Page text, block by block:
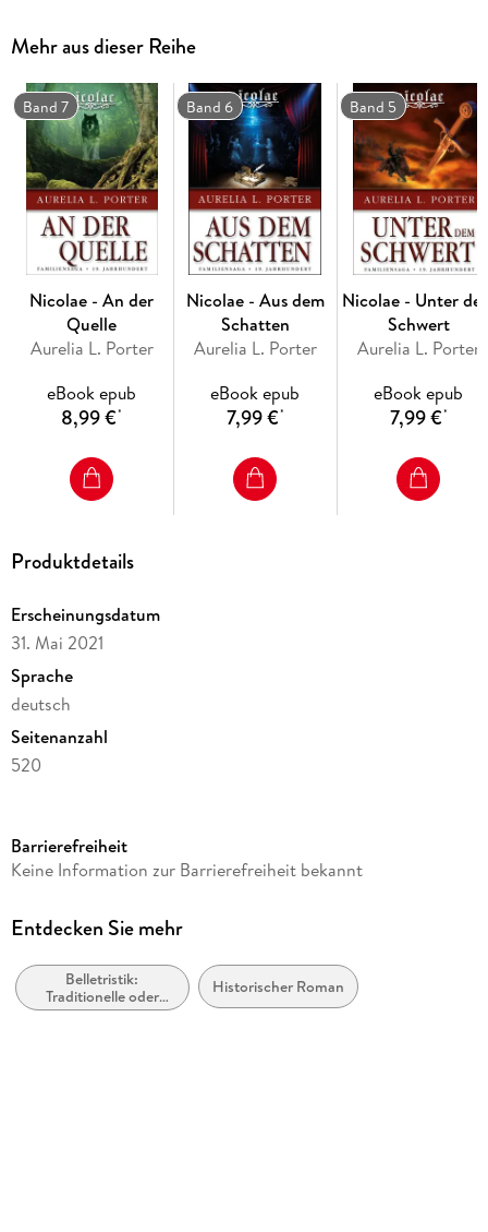
Seine den Wissenschaften verschriebene Tante Judith
im Reiche ihres neuen Dienstherrn, bei dem sie sich als
Gouvernante ihrer Nichte verpflichtet hat. Sie glaubt sich in
einem Labyrinth gefangen.
Durch die Bekanntschaft mit ihrem Landsmann, einem
Historiker und Volkskundler, kommt sie hinter ein
schreckliches Familiengeheimnis. Verzweifelt sucht sie für
sich und die Kinder nach einem Ausweg.
Lebendig und bildgewaltig beschreibt Aurelia L. Porter das
von Mythen durchzogene Karpatenland, in welchem ihr
Titelheld einer beängstigenden Wahrheit ins Auge blicken
"Hinter den Pforten" führt den Leser in das sagenumwobene
"Dracula-Reich" voller Märchen und Magie.
Mehr aus dieser Reihe
Band 7
Nicolae - An der
Quelle
Aurelia L. Porter
eBook epub
8,99 €*
Band 6
Nicolae - Aus dem
Schatten
Aurelia L. Porter
eBook epub
7,99 €*
Band 5
Nicolae - Unter
Schwert
Aurelia L. Porter
eBook epub
7,99 €*
Produktdetails
Erscheinungsdatum
31. Mai 2021
Sprache
deutsch
Seitenanzahl
520
Reihe
Autor/Autorin
Verlag/Hersteller
via tolino media
Barrierefreiheit
Keine Information zur Barrierefreiheit bekannt
Entdecken Sie mehr
Belletristik:
Traditionelle oder
kulturelle und wahre
Historischer Roman